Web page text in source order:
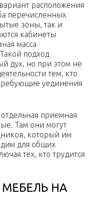
расположения
перечисленных
зоны, так и
кабинеты
масса
подход
дух, но при этом не
тем, кто
уединения
приемная
Там они могут
который им
для общих
тех, кто трудится
НА